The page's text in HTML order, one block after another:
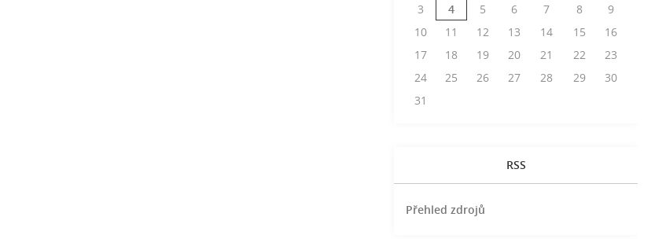
3
4 5 6 7 8
9
10
11 12 13 14 15
16
17
18 19 20 21 22
23
24
25 26 27 28 29
30
31
RSS
Přehled zdrojů